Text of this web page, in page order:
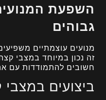
השפעת
גבוהים
מנועים עוצמתיים
זה נכון במיוחד במצבי
חשובים להתמודדות עם
ביצועים